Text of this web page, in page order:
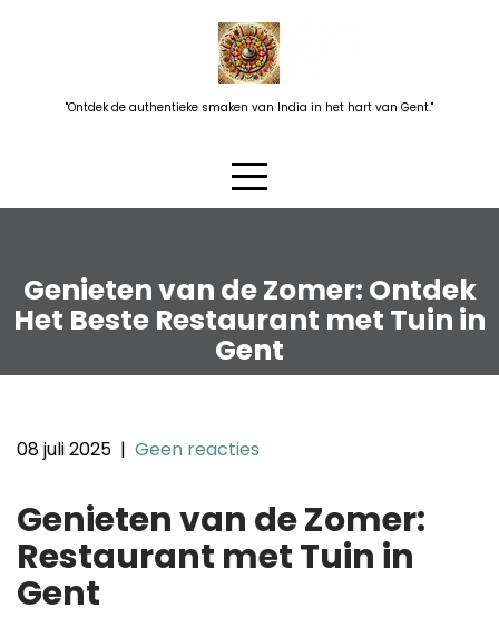
"Ontdek de authentieke smaken van India in het hart van Gent."
Genieten van de Zomer: Ontdek
Het Beste Restaurant met Tuin in
Gent
08 juli 2025 | Geen reacties
Genieten van de Zomer:
Restaurant met Tuin in
Gent